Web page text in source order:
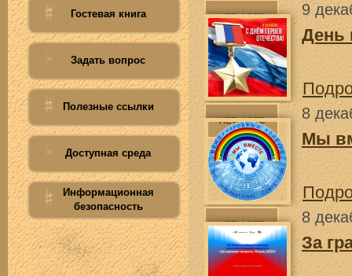
Гостевая книга
Задать вопрос
Полезные ссылки
Доступная среда
Информационная
безопасность
9
День
8
Мы
8
За